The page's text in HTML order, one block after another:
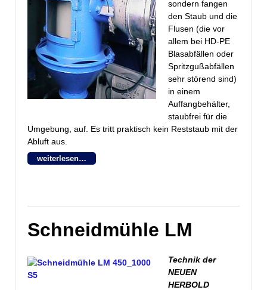
sondern fangen
den Staub und die
Flusen (die vor
allem bei HD-PE
Blasabfällen oder
Spritzgußabfällen
sehr störend sind)
in einem
Auffangbehälter,
staubfrei für die
Umgebung, auf. Es tritt praktisch kein Reststaub mit der
Abluft aus.
weiterlesen…
Schneidmühle LM
Technik der
NEUEN
HERBOLD